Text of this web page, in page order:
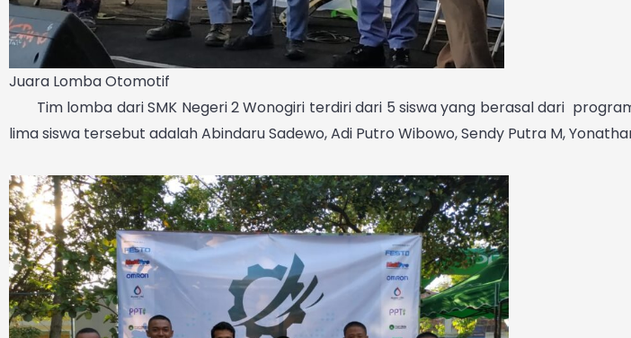
Juara Lomba Otomotif
Tim lomba dari SMK Negeri 2 Wonogiri terdiri dari 5 siswa yang berasal dari
lima siswa tersebut adalah Abindaru Sadewo, Adi Putro Wibowo, Sendy Putra M,